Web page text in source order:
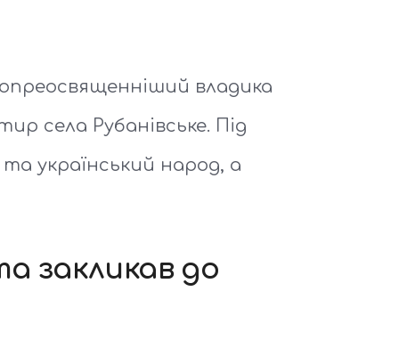
владика
села Рубанівське. Під
український народ, а
закликав до